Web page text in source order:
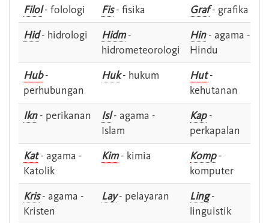
Filol- folologi Fis- fisika Graf- grafika
Hid- hidrologi Hidm-
hidrometeorologi
Hin- agama -
Hindu
Hub-
perhubungan
Huk- hukum Hut-
kehutanan
Ikn- perikanan Isl- agama -
Islam
Kap-
perkapalan
Kat- agama -
Katolik
Kim- kimia Komp-
komputer
Kris- agama -
Kristen
Lay- pelayaran Ling-
linguistik